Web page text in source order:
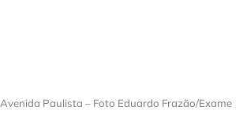
Avenida Paulista – Foto Eduardo Frazão/Exame